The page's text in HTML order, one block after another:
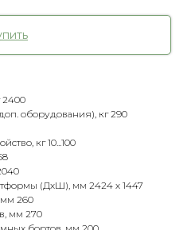
2400
оборудования), кг 290
кг 10...100
(ДхШ), мм 2424 х 1447
мм 260
мм 270